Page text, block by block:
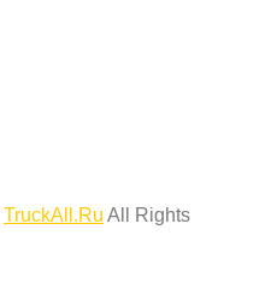
TruckAll.Ru All Rights